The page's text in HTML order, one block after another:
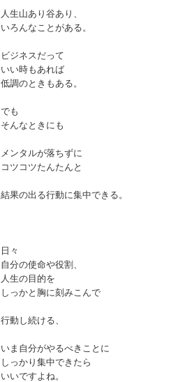
人生山あり谷あり、
いろんなことがある。
ビジネスだって
いい時もあれば
低調のときもある。
でも
そんなときにも
メンタルが落ちずに
コツコツたんたんと
結果の出る行動に集中できる。
日々
自分の使命や役割、
人生の目的を
しっかと胸に刻みこんで
行動し続ける、
いま自分がやるべきことに
しっかり集中できたら
いいですよね。